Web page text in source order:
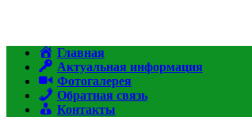
Главная
Актуальная информация
Фотогалерея
Обратная связь
Контакты